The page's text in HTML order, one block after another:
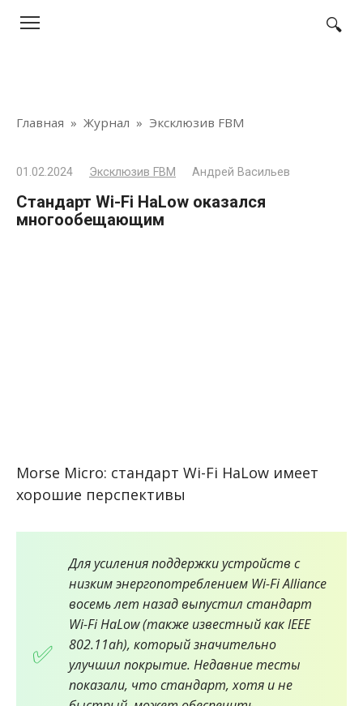
Главная » Журнал » Эксклюзив FBM
01.02.2024 Эксклюзив FBM Андрей Васильев
Стандарт Wi-Fi HaLow оказался
многообещающим
Morse Micro: стандарт Wi-Fi HaLow имеет
хорошие перспективы
Для усиления поддержки устройств с
низким энергопотреблением Wi-Fi Alliance
восемь лет назад выпустил стандарт
Wi-Fi HaLow (также известный как IEEE
802.11ah), который значительно
улучшил покрытие. Недавние тесты
показали, что стандарт, хотя и не